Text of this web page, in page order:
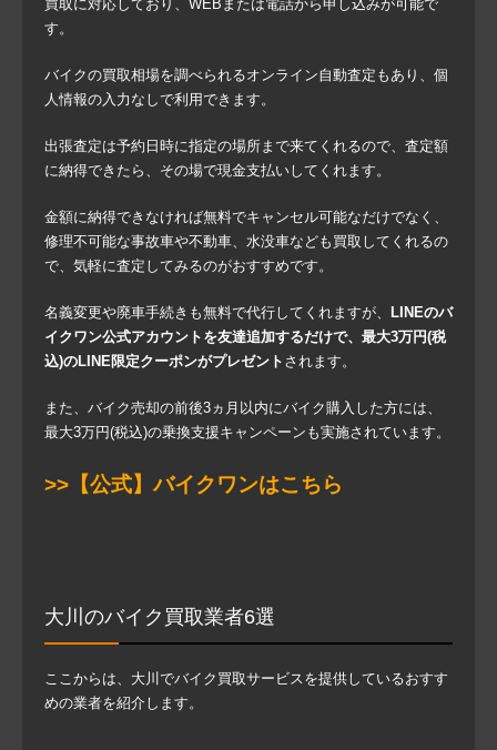
買取に対応しており、WEBまたは電話から申し込みが可能で
す。
バイクの買取相場を調べられるオンライン自動査定もあり、個
人情報の入力なしで利用できます。
出張査定は予約日時に指定の場所まで来てくれるので、査定額
に納得できたら、その場で現金支払いしてくれます。
金額に納得できなければ無料でキャンセル可能なだけでなく、
修理不可能な事故車や不動車、水没車なども買取してくれるの
で、気軽に査定してみるのがおすすめです。
名義変更や廃車手続きも無料で代行してくれますが、
LINEのバ
イクワン公式アカウントを友達追加するだけで、最大3万円(税
込)のLINE限定クーポンがプレゼント されます。
また、バイク売却の前後3ヵ月以内にバイク購入した方には、
最大3万円(税込)の乗換支援キャンペーンも実施されています。
>>【公式】バイクワンはこちら
大川のバイク買取業者6選
ここからは、大川でバイク買取サービスを提供しているおすす
めの業者を紹介します。